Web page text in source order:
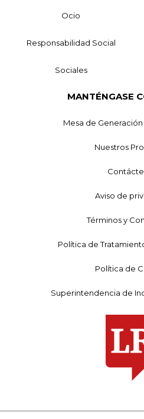
Ocio
Responsabilidad Social
Sociales
MANTÉNGASE
Mesa de
Nuestros
Aviso de
Términos y
Política de
Política de
Superintendencia de